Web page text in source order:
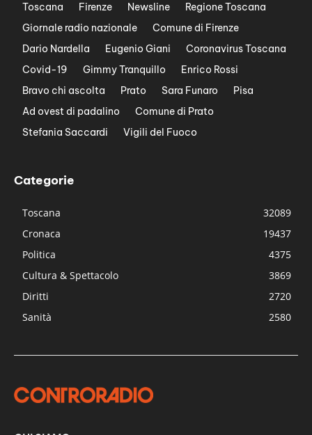
Toscana Firenze Newsline
Regione Toscana
Giornale radio nazionale
Comune di Firenze
Dario Nardella
Eugenio Giani
Coronavirus Toscana
Covid-19
Gimmy Tranquillo
Enrico Rossi
Bravo chi ascolta
Prato Sara Funaro
Pisa
Ad ovest di padalino
Comune di Prato
Stefania Saccardi
Vigili del Fuoco
Categorie
Toscana
32089
Cronaca
19437
Politica
4375
Cultura & Spettacolo
3869
Diritti
2720
Sanità
2580